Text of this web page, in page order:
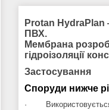
Protan HydraPlan
ПВХ.
Мембрана
гідроізоляції
Застосування
Споруди нижче
·